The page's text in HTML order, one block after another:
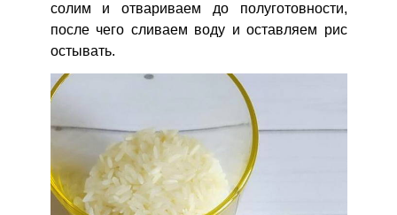
солим и отвариваем до полуготовности,
после чего сливаем воду и оставляем рис
остывать.